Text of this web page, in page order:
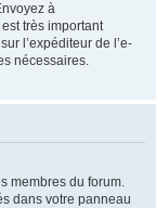
à
très important
l’expéditeur de l’e-
nécessaires.
membres du forum.
dans votre panneau